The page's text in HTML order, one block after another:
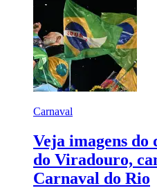
Carnaval
Veja imagens do
do Viradouro,
Carnaval do Rio